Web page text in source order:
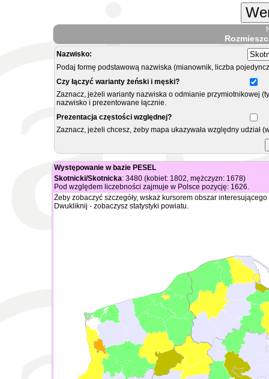
Nazwisko:
Podaj formę podstawową nazwiska (mianownik, liczba
Czy łączyć warianty żeński i męski?
Zaznacz, jeżeli warianty nazwiska o odmianie przymiotnikowej
nazwisko i prezentowane łącznie.
Prezentacja częstości względnej?
Zaznacz, jeżeli chcesz, żeby mapa ukazywała względny
Występowanie w bazie PESEL
Skotnicki/Skotnicka: 3480 (kobiet: 1802, mężczyzn: 1678)
Pod względem liczebności zajmuje w Polsce pozycję: 1626.
Żeby zobaczyć szczegóły, wskaż kursorem obszar
Dwukliknij - zobaczysz statystyki powiatu.